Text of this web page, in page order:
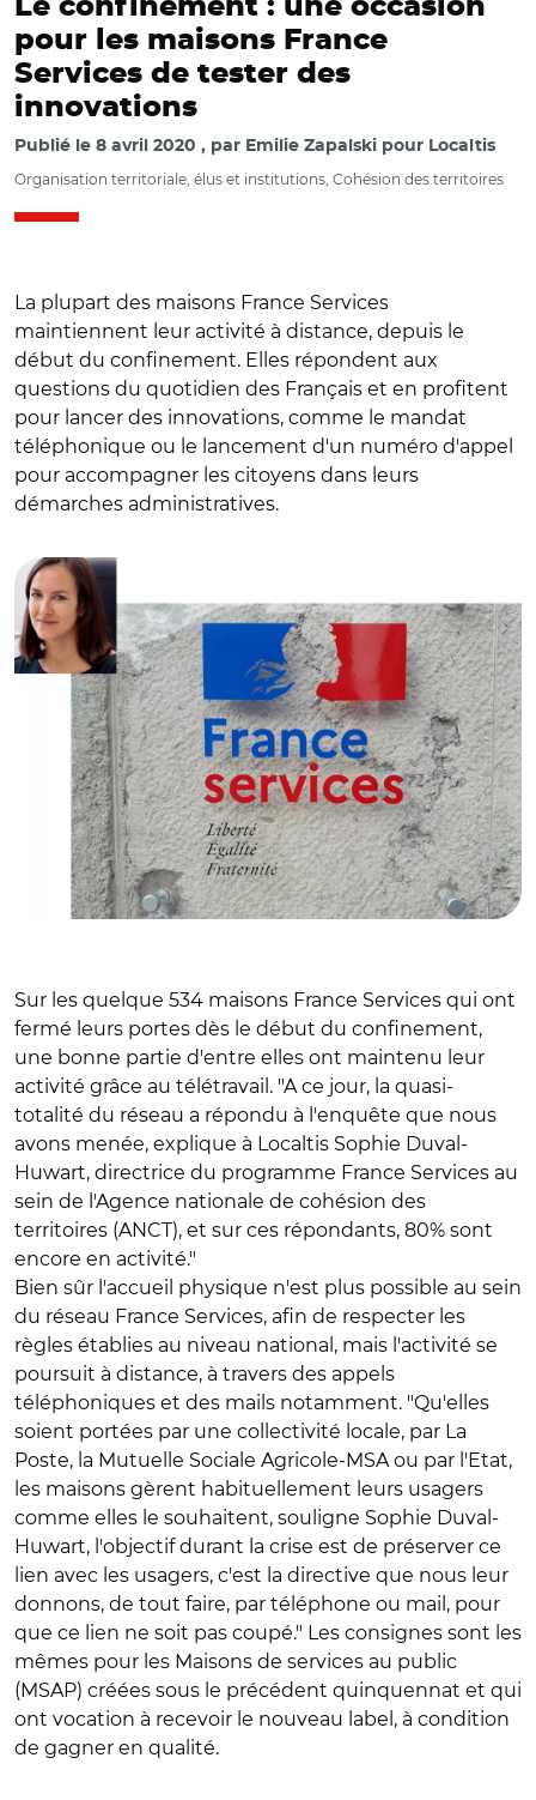
Le confinement : une occasion
pour les maisons France
Services de tester des
innovations
Publié le 8 avril 2020 par Emilie Zapalski pour Localtis
Organisation territoriale, élus et institutions, Cohésion des territoires
La plupart des maisons France Services
maintiennent leur activité à distance, depuis le
début du confinement. Elles répondent aux
questions du quotidien des Français et en profitent
pour lancer des innovations, comme le mandat
téléphonique ou le lancement d'un numéro d'appel
pour accompagner les citoyens dans leurs
démarches administratives.
Sur les quelque 534 maisons France Services qui ont
fermé leurs portes dès le début du confinement,
une bonne partie d'entre elles ont maintenu leur
activité grâce au télétravail. "A ce jour, la quasi-
totalité du réseau a répondu à l'enquête que nous
avons menée, explique à Localtis Sophie Duval-
Huwart, directrice du programme France Services au
sein de l'Agence nationale de cohésion des
territoires (ANCT), et sur ces répondants, 80% sont
encore en activité."
Bien sûr l'accueil physique n'est plus possible au sein
du réseau France Services, afin de respecter les
règles établies au niveau national, mais l'activité se
poursuit à distance, à travers des appels
téléphoniques et des mails notamment. "Qu'elles
soient portées par une collectivité locale, par La
Poste, la Mutuelle Sociale Agricole-MSA ou par l'Etat,
les maisons gèrent habituellement leurs usagers
comme elles le souhaitent, souligne Sophie Duval-
Huwart, l'objectif durant la crise est de préserver ce
lien avec les usagers, c'est la directive que nous leur
donnons, de tout faire, par téléphone ou mail, pour
que ce lien ne soit pas coupé." Les consignes sont les
mêmes pour les Maisons de services au public
(MSAP) créées sous le précédent quinquennat et qui
ont vocation à recevoir le nouveau label, à condition
de gagner en qualité.